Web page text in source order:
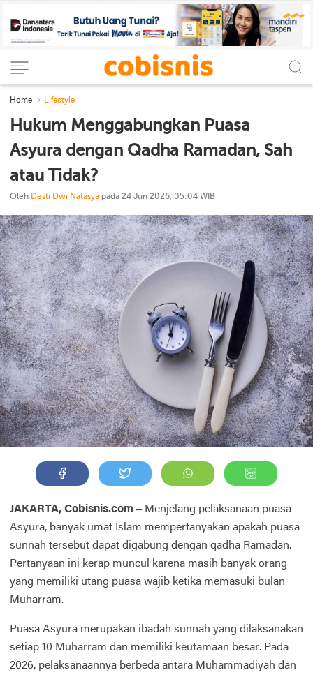
Home Lifestyle
Hukum Menggabungkan Puasa
Asyura dengan Qadha Ramadan, Sah
atau Tidak?
Oleh Desti Dwi Natasya pada 24 Jun 2026, 05:04 WIB
JAKARTA, Cobisnis.com – Menjelang pelaksanaan puasa
Asyura, banyak umat Islam mempertanyakan apakah puasa
sunnah tersebut dapat digabung dengan qadha Ramadan.
Pertanyaan ini kerap muncul karena masih banyak orang
yang memiliki utang puasa wajib ketika memasuki bulan
Muharram.
Puasa Asyura merupakan ibadah sunnah yang dilaksanakan
setiap 10 Muharram dan memiliki keutamaan besar. Pada
2026, pelaksanaannya berbeda antara Muhammadiyah dan